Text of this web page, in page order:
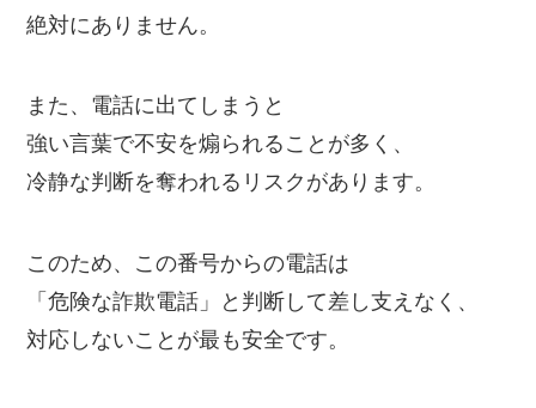
絶対にありません。
また、電話に出てしまうと
強い言葉で不安を煽られることが多く、
冷静な判断を奪われるリスクがあります。
このため、この番号からの電話は
「危険な詐欺電話」と判断して差し支えなく、
対応しないことが最も安全です。